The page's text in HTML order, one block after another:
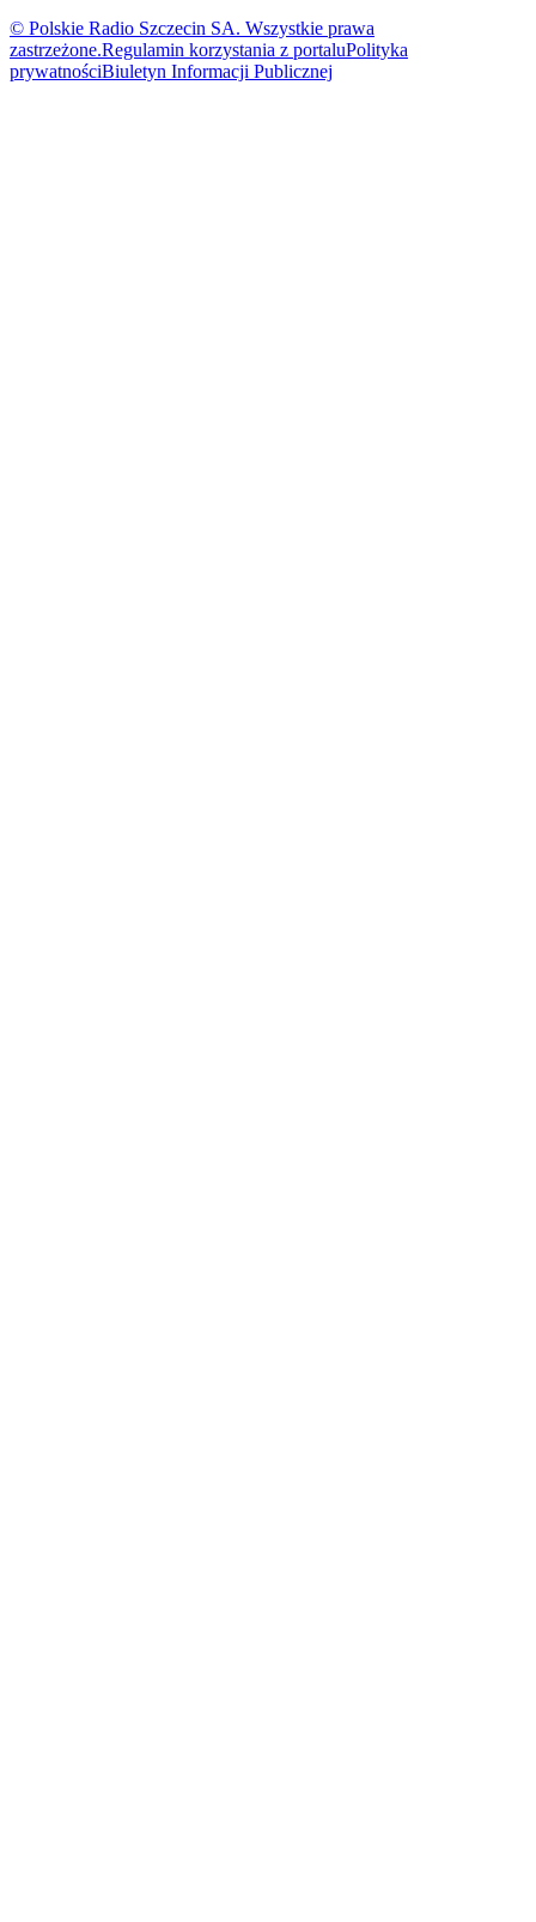
© Polskie Radio Szczecin SA. Wszystkie prawa
zastrzeżone.Regulamin korzystania z portaluPolityka
prywatnościBiuletyn Informacji Publicznej